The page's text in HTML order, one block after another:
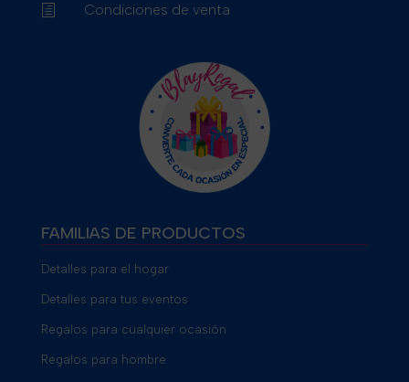
h Condiciones de venta
FAMILIAS DE PRODUCTOS
Detalles para el hogar
Detalles para tus eventos
Regalos para cualquier ocasión
Regalos para hombre